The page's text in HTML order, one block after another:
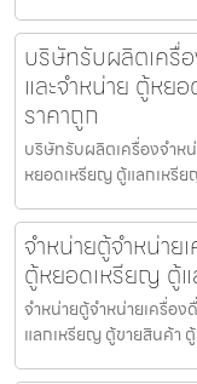
บริษัทรับผลิตเครื่
และจำหน่าย ตู้ห
ราคาถูก
บริษัทรับผลิตเครื่องจำห
หยอดเหรียญ ตู้แลกเหรี
จำหน่ายตู้จำหน่าย
ตู้หยอดเหรียญ ตู้
จำหน่ายตู้จำหน่ายเครื่อ
แลกเหรียญ ตู้ขายสินค้า